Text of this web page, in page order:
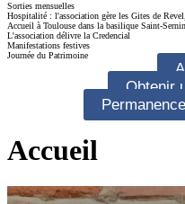
Sorties mensuelles
Hospitalité : l'association gère les Gites de
Accueil à Toulouse dans la basilique Saint-Sernin
L'association délivre la Credencial
Manifestations festives
Journée du Patrimoine
Obtenir
Accueil